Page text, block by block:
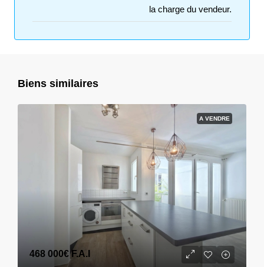
la charge du vendeur.
Biens similaires
A VENDRE
468 000€F.A.I